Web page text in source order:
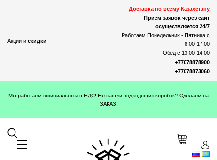
Акции и скидки
Доставка по всему Казахстану
Прием заявок через сайт
осуществляется 24/7
Работаем Понедельник - Пятница с
8:00-17:00
Обед с 13:00-14:00
+77078878900
+77078873060
Мы работаем официально и с НДС! Не нашли подходящих коробок? Сделаем на
ЗАКАЗ!